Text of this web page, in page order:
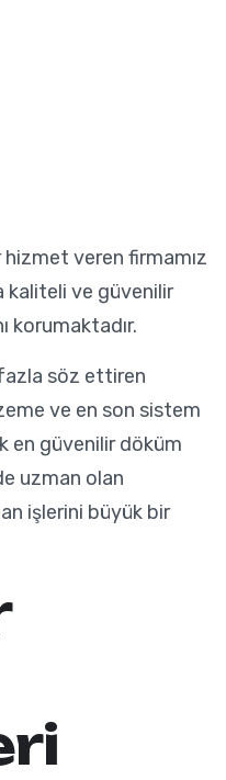
veren firmamız
kaliteli ve güvenilir
korumaktadır.
söz ettiren
ve en son sistem
en güvenilir döküm
uzman olan
işlerini büyük bir